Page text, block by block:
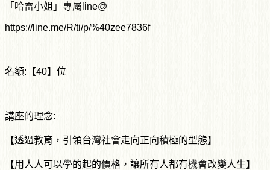
「哈雷小姐」專屬line@
https://line.me/R/ti/p/%40zee7836f
名額:【40】位
講座的理念:
【透過教育，引領台灣社會走向正向積極的型態】
【用人人可以學的起的價格，讓所有人都有機會改變人生】